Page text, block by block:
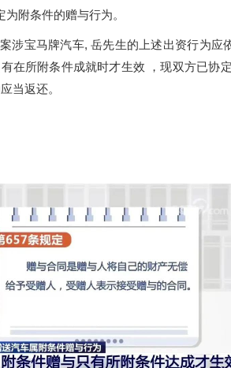
附条件的赠与行为。
涉宝马牌汽车, 岳先生的上述出资行为应
在所附条件成就时才生效 ，现双方已协
当返还。